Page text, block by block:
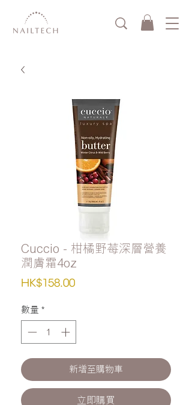
Cuccio - 柑橘野莓深層營養
潤膚霜4oz
HK$158.00價
數量 *
新增至購物車
立即購買